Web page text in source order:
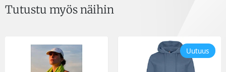
Tutustu myös näihin
Uutuus